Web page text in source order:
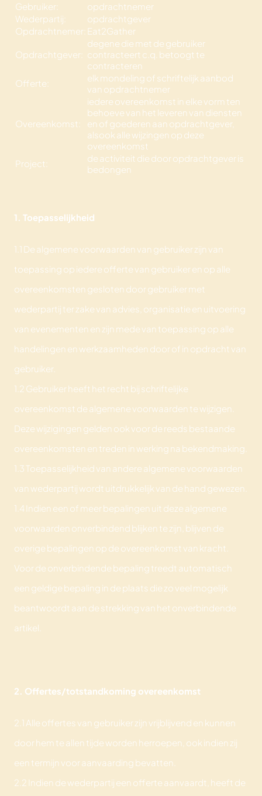
Gebruiker:
opdrachtnemer
Wederpartij:
opdrachtgever
Opdrachtnemer: Eat2Gather
Opdrachtgever:
degene die met de gebruiker
contracteert c.q. betoogt te
contracteren
Offerte:
elk mondeling of schriftelijk aanbod
van opdrachtnemer
Overeenkomst:
iedere overeenkomst in elke vorm ten
behoeve van het leveren van diensten
en of goederen aan opdrachtgever,
alsook alle wijzingen op deze
overeenkomst
Project:
de activiteit die door opdrachtgever is
bedongen
1. Toepasselijkheid
1.1 De algemene voorwaarden van gebruiker zijn van
toepassing op iedere offerte van gebruiker en op alle
overeenkomsten gesloten door gebruiker met
wederpartij ter zake van advies, organisatie en uitvoering
van evenementen en zijn mede van toepassing op alle
handelingen en werkzaamheden door of in opdracht van
gebruiker.
1.2 Gebruiker heeft het recht bij schriftelijke
overeenkomst de algemene voorwaarden te wijzigen.
Deze wijzigingen gelden ook voor de reeds bestaande
overeenkomsten en treden in werking na bekendmaking.
1.3 Toepasselijkheid van andere algemene voorwaarden
van wederpartij wordt uitdrukkelijk van de hand gewezen.
1.4 Indien een of meer bepalingen uit deze algemene
voorwaarden onverbindend blijken te zijn, blijven de
overige bepalingen op de overeenkomst van kracht.
Voor de onverbindende bepaling treedt automatisch
een geldige bepaling in de plaats die zo veel mogelijk
beantwoordt aan de strekking van het onverbindende
artikel.
2. Offertes/totstandkoming overeenkomst
2.1 Alle offertes van gebruiker zijn vrijblijvend en kunnen
door hem te allen tijde worden herroepen, ook indien zij
een termijn voor aanvaarding bevatten.
2.2 Indien de wederpartij een offerte aanvaardt, heeft de